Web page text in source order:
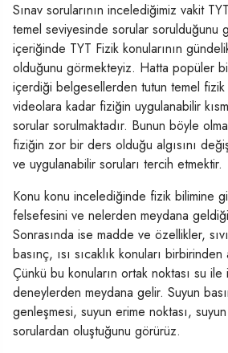
Sınav sorularının incelediğimiz vakit
temel seviyesinde sorular sorulduğunu
içeriğinde TYT Fizik konularının
olduğunu görmekteyiz. Hatta popüler
içerdiği belgesellerden tutun temel fizik
videolara kadar fiziğin uygulanabilir
sorular sorulmaktadır. Bunun böyle
fiziğin zor bir ders olduğu algısını
ve uygulanabilir soruları tercih etmektir.
Konu konu incelediğinde fizik bilimine
felsefesini ve nelerden meydana
Sonrasında ise madde ve özellikler,
basınç, ısı sıcaklık konuları
Çünkü bu konuların ortak noktası su ile
deneylerden meydana gelir. Suyun
genleşmesi, suyun erime noktası,
sorulardan oluştuğunu görürüz.